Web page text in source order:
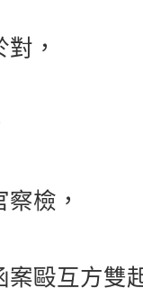
，
檢，
案毆互方雙